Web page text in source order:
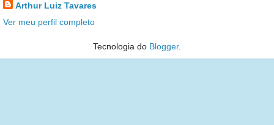
Arthur Luiz Tavares
Ver meu perfil completo
Tecnologia do Blogger.